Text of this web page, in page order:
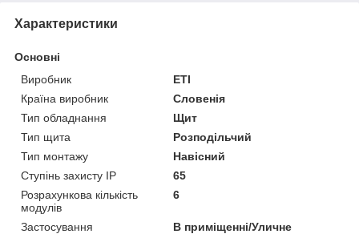
Характеристики
Основні
Виробник
ETI
Країна виробник
Словенія
Тип обладнання
Щит
Тип щита
Розподільчий
Тип монтажу
Навісний
Ступінь захисту IP
65
Розрахункова кількість
модулів
6
Застосування
В приміщенні/Уличне